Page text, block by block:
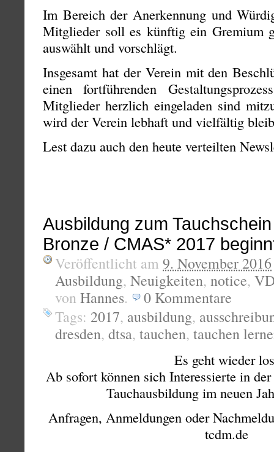
Im Bereich der Anerkennung und
Mitglieder soll es künftig ein Gremium
auswählt und vorschlägt.
Insgesamt hat der Verein mit den
einen fortführenden
Mitglieder herzlich eingeladen sind
wird der Verein lebhaft und vielfältig
Lest dazu auch den heute verteilten
Ausbildung zum
Bronze / CMAS* 2017
Veröffentlicht am 9. November 2016
Ausbildung, Neuigkeiten, notice,
von Hannes. 0 Kommentare
Tags: 2017, ausbildung,
dresden, dtsa, tauchen, tauchen
Es geht wieder
Ab sofort können sich Interessierte in
Tauchausbildung im neuen
Anfragen, Anmeldungen oder
tcdm.de